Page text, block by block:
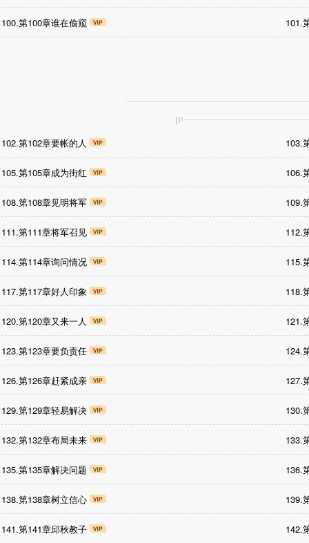
100.第100章谁在偷窥 101.
102.第102章要帐的人 103.
105.第105章成为街红 106.
108.第108章见明将军 109.
111.第111章将军召见 112.
114.第114章询问情况 115.
117.第117章好人印象 118.
120.第120章又来一人 121.
123.第123章要负责任 124.
126.第126章赶紧成亲 127.
129.第129章轻易解决 130.
132.第132章布局未来 133.
135.第135章解决问题 136.
138.第138章树立信心 139.
141.第141章邱秋教子 142.